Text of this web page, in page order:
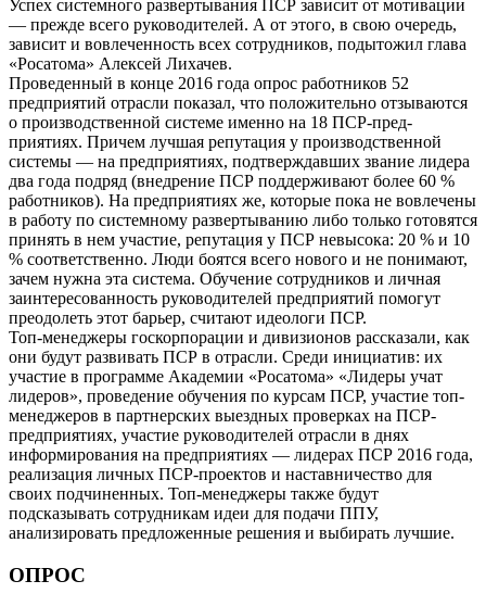
Успех системного разверты­вания ПСР зависит от мотива­ции
— прежде всего руководите­лей. А от этого, в свою очередь,
зависит и вовлеченность всех сотрудников, подытожил глава
«Росатома» Алексей Лихачев.
Проведенный в конце 2016 года опрос работников 52
предприятий отрасли по­казал, что положительно от­зываются
о производственной системе именно на 18 ПСР-пред­
приятиях. Причем лучшая ре­путация у производственной
системы — на предприятиях, подтверждавших звание лидера
два года подряд (внедрение ПСР поддерживают более 60 %
ра­ботников). На предприятиях же, которые пока не вовлечены
в работу по системному развер­тыванию либо только готовятся
принять в нем участие, репута­ция у ПСР невысока: 20 % и 10
% соответственно. Люди боятся всего нового и не понимают,
за­чем нужна эта система. Обуче­ние сотрудников и личная
заин­тересованность руководителей предприятий помогут
преодо­леть этот барьер, считают идео­логи ПСР.
Топ-менеджеры госкорпо­рации и дивизионов расска­зали, как
они будут развивать ПСР в отрасли. Среди инициа­тив: их
участие в программе Академии «Росатома» «Лиде­ры учат
лидеров», проведение обучения по курсам ПСР, уча­стие топ-
менеджеров в парт­нерских выездных проверках на ПСР-
предприятиях, участие руководителей отрасли в днях
информирования на предприя­тиях — лидерах ПСР 2016 года,
реализация личных ПСР-проек­тов и наставничество для
своих подчиненных. Топ-менеджеры также будут
подсказывать со­трудникам идеи для подачи ППУ,
анализировать предложенные решения и выбирать лучшие.
ОПРОС